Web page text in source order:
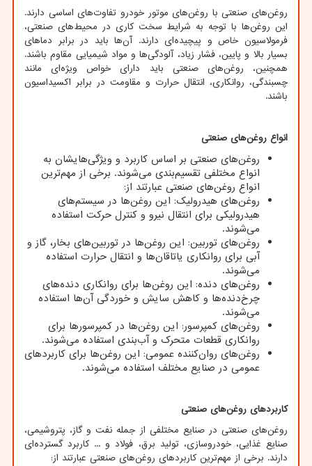
روغن‌های صنعتی با روغن‌های موتور خودرو تفاوت‌های اساسی دارند.
این روغن‌ها با توجه به شرایط سخت کاری در محیط‌های صنعتی،
فرمولاسیون خاص و پیچیده‌ای دارند. آن‌ها باید در برابر دماهای
بسیار بالا و پایین، فشار زیاد، آلودگی‌ها و مواد شیمیایی مقاوم باشند.
همچنین، روغن‌های صنعتی باید دارای خواص ویژه‌ای مانند
چسبندگی، روانکاری، انتقال حرارت و مقاومت در برابر اکسیداسیون
باشند.
انواع روغن‌های صنعتی
روغن‌های صنعتی بر اساس کاربرد و ویژگی‌هایشان به
انواع مختلفی تقسیم‌بندی می‌شوند. برخی از مهم‌ترین
انواع روغن‌های صنعتی عبارتند از:
روغن‌های هیدرولیک: این روغن‌ها در سیستم‌های
هیدرولیکی برای انتقال نیرو و کنترل حرکت استفاده
می‌شوند.
روغن‌های توربین: این روغن‌ها در توربین‌های بخار، گاز و
آبی برای روانکاری یاتاقان‌ها و انتقال حرارت استفاده
می‌شوند.
روغن‌های دنده: این روغن‌ها برای روانکاری دنده‌های
چرخ‌دنده‌ها و کاهش سایش و خوردگی آن‌ها استفاده
می‌شوند.
روغن‌های کمپرسور: این روغن‌ها در کمپرسورها برای
روانکاری قطعات متحرک و آب‌بندی استفاده می‌شوند.
روغن‌های روان‌کننده عمومی: این روغن‌ها برای کاربردهای
عمومی در صنایع مختلف استفاده می‌شوند.
کاربردهای روغن‌های صنعتی
روغن‌های صنعتی در صنایع مختلفی از جمله نفت و گاز، پتروشیمی،
صنایع غذایی، خودروسازی، تولید برق، فولاد و ... کاربرد گسترده‌ای
دارند. برخی از مهم‌ترین کاربردهای روغن‌های صنعتی عبارتند از: